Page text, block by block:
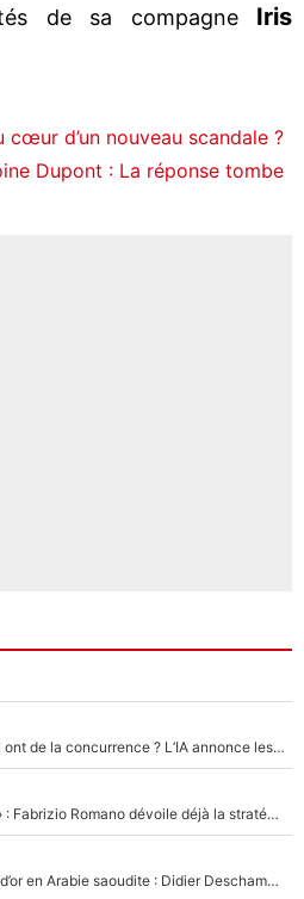
de sa compagne Iris
cœur d’un nouveau scandale ?
Dupont : La réponse tombe
Kylian Mbappé et Lamine Yamal ont de la concurrence ? L’IA annonce les 5 joueurs qui vont dominer le football dans les années à venir !
«On l’achète et on vous le prête» : Fabrizio Romano dévoile déjà la stratégie du PSG avec le transfert de Zion Suzuki !
De l’équipe de France à un pont d’or en Arabie saoudite : Didier Deschamps a donné sa réponse !